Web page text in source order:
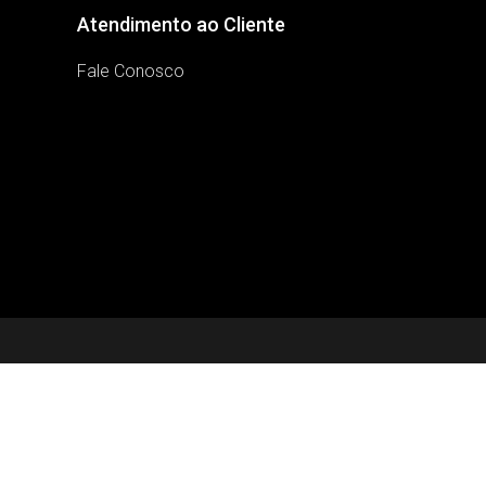
Atendimento ao Cliente
Fale Conosco